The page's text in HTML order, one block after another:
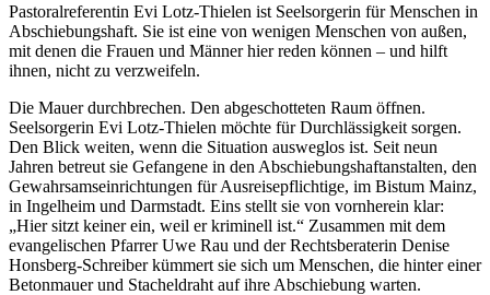
Pastoralreferentin Evi Lotz-Thielen ist Seelsorgerin für Menschen in
Abschiebungshaft. Sie ist eine von wenigen Menschen von außen,
mit denen die Frauen und Männer hier reden können – und hilft
ihnen, nicht zu verzweifeln.
Die Mauer durchbrechen. Den abgeschotteten Raum öffnen.
Seelsorgerin Evi Lotz-Thielen möchte für Durchlässigkeit sorgen.
Den Blick weiten, wenn die Situation ausweglos ist. Seit neun
Jahren betreut sie Gefangene in den Abschiebungshaftanstalten, den
Gewahrsamseinrichtungen für Ausreisepflichtige, im Bistum Mainz,
in Ingelheim und Darmstadt. Eins stellt sie von vornherein klar:
„Hier sitzt keiner ein, weil er kriminell ist.“ Zusammen mit dem
evangelischen Pfarrer Uwe Rau und der Rechtsberaterin Denise
Honsberg-Schreiber kümmert sie sich um Menschen, die hinter einer
Betonmauer und Stacheldraht auf ihre Abschiebung warten.